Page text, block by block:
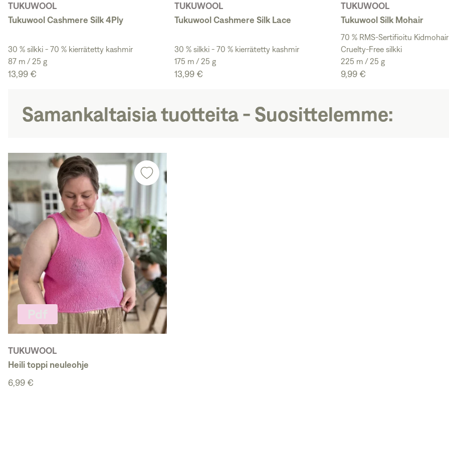
TUKUWOOL
Tukuwool Cashmere Silk 4Ply
30 % silkki - 70 % kierrätetty kashmir
87 m / 25 g
13,99 €
TUKUWOOL
Tukuwool Cashmere Silk Lace
30 % silkki - 70 % kierrätetty kashmir
175 m / 25 g
13,99 €
TUKUWOOL
Tukuwool Silk Mohair
70 % RMS-Sertifioitu
Cruelty-Free silkki
225 m / 25 g
9,99 €
Samankaltaisia tuotteita - Suosittelemme:
TUKUWOOL
Heili toppi neuleohje
6,99 €